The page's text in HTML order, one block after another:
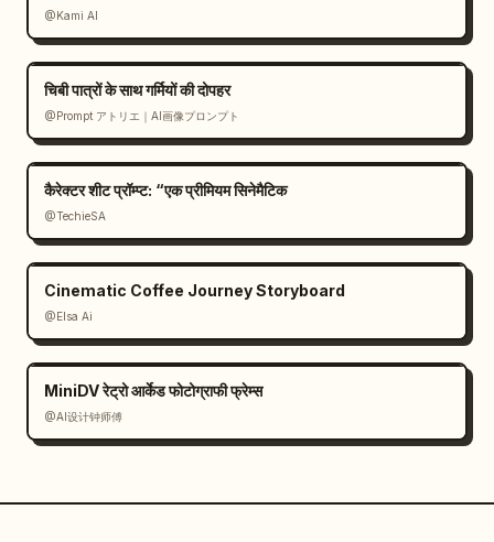
@Kami AI
चिबी पात्रों के साथ गर्मियों की दोपहर
@Prompt アトリエ｜AI画像プロンプト
कैरेक्टर शीट प्रॉम्प्ट: “एक प्रीमियम सिनेमैटिक
@TechieSA
Cinematic Coffee Journey Storyboard
@Elsa Ai
MiniDV रेट्रो आर्केड फोटोग्राफी फ्रेम्स
@AI设计钟师傅